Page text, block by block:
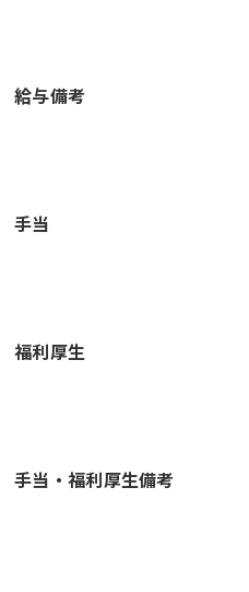
給与備考
手当
福利厚生
手当・福利厚生備考